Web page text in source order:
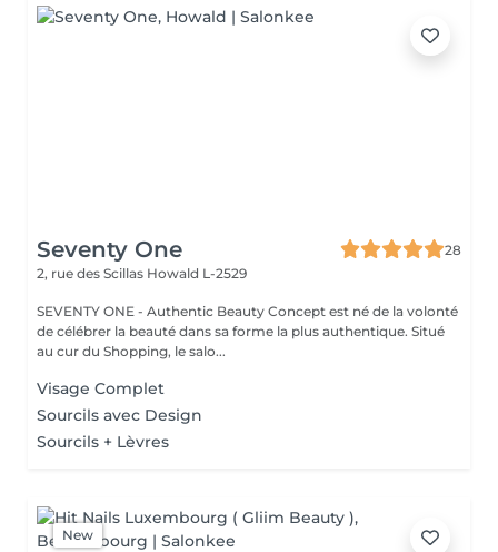
Seventy One
28
2, rue des Scillas Howald L-2529
SEVENTY ONE - Authentic Beauty Concept est né de la volonté
de célébrer la beauté dans sa forme la plus authentique. Situé
au cur du Shopping, le salo...
Visage Complet
Sourcils avec Design
Sourcils + Lèvres
New